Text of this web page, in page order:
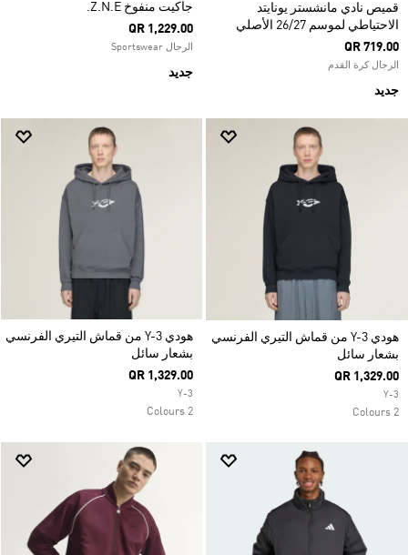
قميص نادي مانشستر يونايتد
الاحتياطي لموسم 26/27 الأصلي
QR 719.00
الرجال كرة القدم
جديد
جاكيت منفوخ Z.N.E.
QR 1,229.00
الرجال Sportswear
جديد
هودي Y-3 من قماش التيري الفرنسي
بشعار سائل
QR 1,329.00
Y-3
2 Colours
هودي Y-3 من قماش التيري الفرنسي
بشعار سائل
QR 1,329.00
Y-3
2 Colours